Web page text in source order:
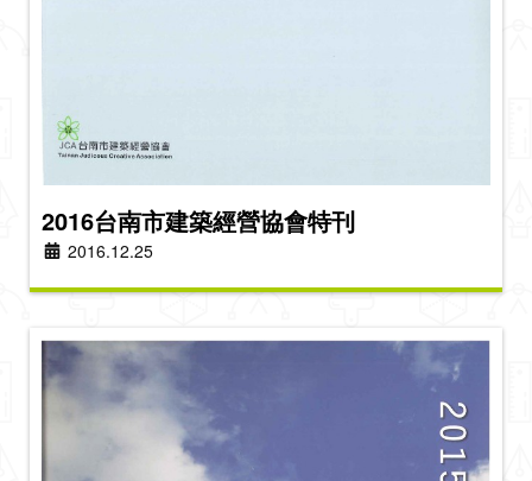
2016台南市建築經營協會特刊
2016.12.25